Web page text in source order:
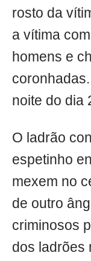
rosto da
a vítima
homens e
noite do dia
O ladrão
espetinho
mexem no
de outro
criminosos
dos ladrões